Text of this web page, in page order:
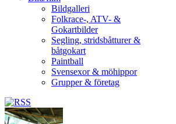
Bildgalleri
Folkrace-, ATV- &
Gokartbilder
Segling, stridsbåtturer &
båtgokart
Paintball
Svensexor & möhippor
Grupper & företag